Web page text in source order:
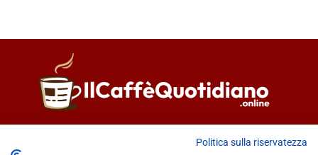
Politica sulla riservatezza